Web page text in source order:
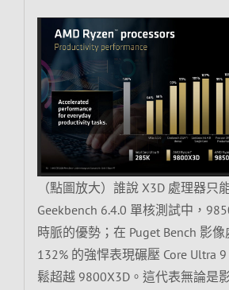
（點圖放大）誰說 X3D 處理器只
Geekbench 6.4.0 單核測試中，
時脈的優勢；在 Puget Bench 影
132% 的強悍表現碾壓 Core Ultra
鬆超越 9800X3D。這代表無論是